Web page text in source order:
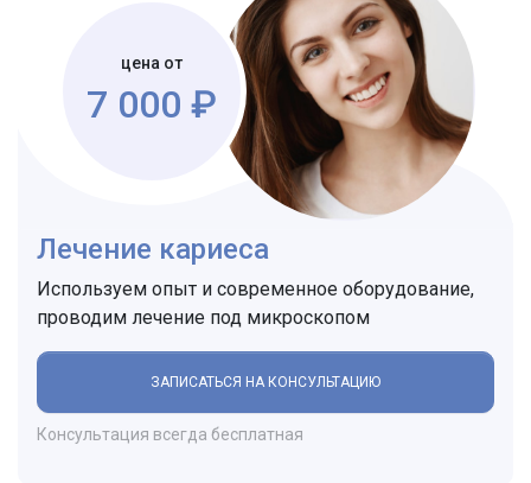
цена от
7 000 ₽
Лечение кариеса
Используем опыт и современное оборудование,
проводим лечение под микроскопом
ЗАПИСАТЬСЯ НА КОНСУЛЬТАЦИЮ
Консультация всегда бесплатная